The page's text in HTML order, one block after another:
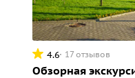
4.6 17 отзывов
Обзорная